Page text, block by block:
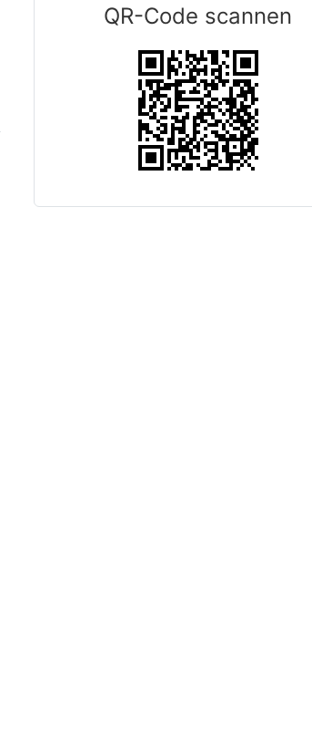
QR-Code scannen